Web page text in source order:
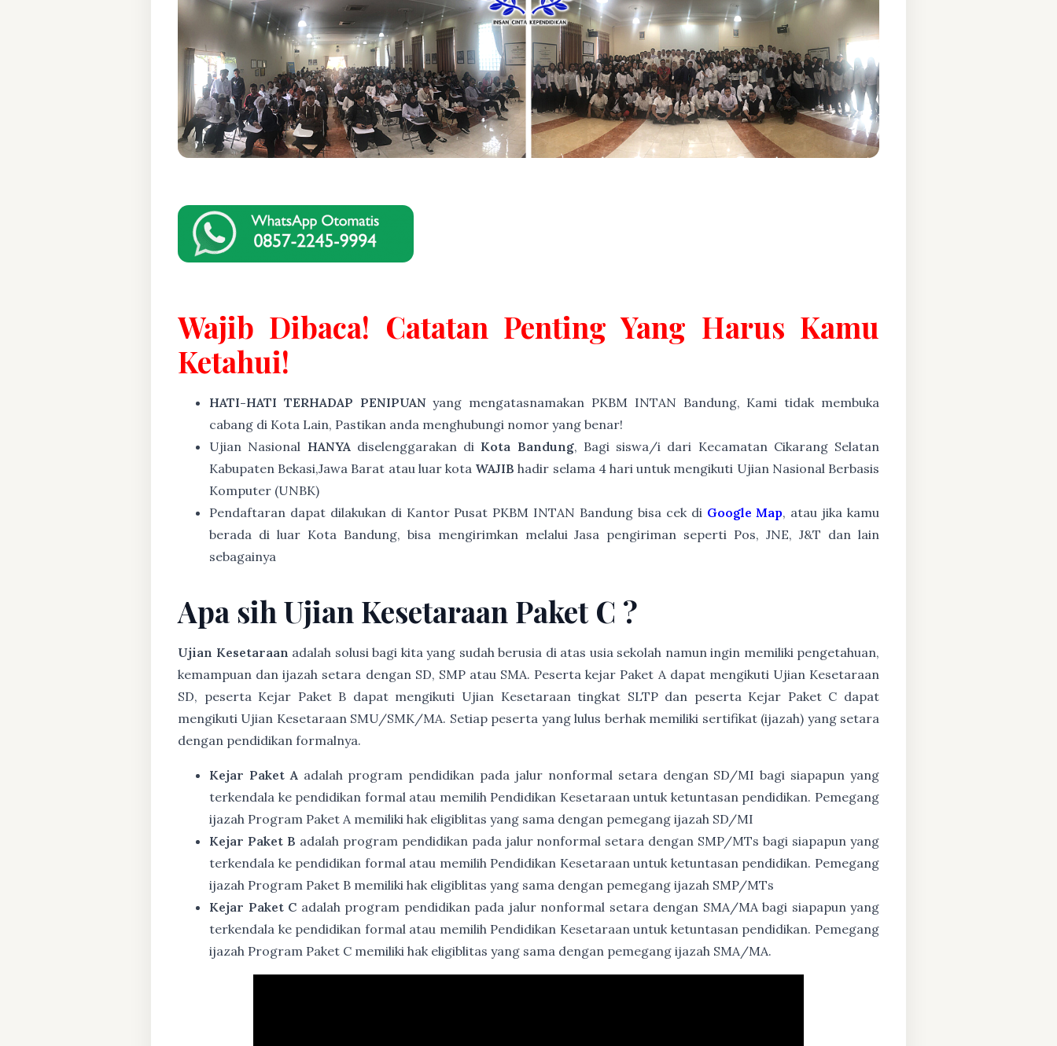
Wajib Dibaca! Catatan Penting Yang Harus Kamu
Ketahui!
HATI-HATI TERHADAP PENIPUANyang mengatasnamakan PKBM INTAN Bandung, Kami tidak membuka
cabang di Kota Lain, Pastikan anda menghubungi nomor yang benar!
Ujian Nasional HANYA diselenggarakan di Kota Bandung, Bagi siswa/i dari Kecamatan Cikarang Selatan
Kabupaten Bekasi,Jawa Barat atau luar kota WAJIB hadir selama 4 hari untuk mengikuti Ujian Nasional Berbasis
Komputer (UNBK)
Pendaftaran dapat dilakukan di Kantor Pusat PKBM INTAN Bandung bisa cek di Google Map, atau jika kamu
berada di luar Kota Bandung, bisa mengirimkan melalui Jasa pengiriman seperti Pos, JNE, J&T dan lain
sebagainya
Apa sih Ujian Kesetaraan Paket C ?
Ujian Kesetaraan adalah solusi bagi kita yang sudah berusia di atas usia sekolah namun ingin memiliki pengetahuan,
kemampuan dan ijazah setara dengan SD, SMP atau SMA. Peserta kejar Paket A dapat mengikuti Ujian Kesetaraan
SD, peserta Kejar Paket B dapat mengikuti Ujian Kesetaraan tingkat SLTP dan peserta Kejar Paket C dapat
mengikuti Ujian Kesetaraan SMU/SMK/MA. Setiap peserta yang lulus berhak memiliki sertifikat (ijazah) yang setara
dengan pendidikan formalnya.
Kejar Paket A adalah program pendidikan pada jalur nonformal setara dengan SD/MI bagi siapapun yang
terkendala ke pendidikan formal atau memilih Pendidikan Kesetaraan untuk ketuntasan pendidikan. Pemegang
ijazah Program Paket A memiliki hak eligiblitas yang sama dengan pemegang ijazah SD/MI
Kejar Paket B adalah program pendidikan pada jalur nonformal setara dengan SMP/MTs bagi siapapun yang
terkendala ke pendidikan formal atau memilih Pendidikan Kesetaraan untuk ketuntasan pendidikan. Pemegang
ijazah Program Paket B memiliki hak eligiblitas yang sama dengan pemegang ijazah SMP/MTs
Kejar Paket C adalah program pendidikan pada jalur nonformal setara dengan SMA/MA bagi siapapun yang
terkendala ke pendidikan formal atau memilih Pendidikan Kesetaraan untuk ketuntasan pendidikan. Pemegang
ijazah Program Paket C memiliki hak eligiblitas yang sama dengan pemegang ijazah SMA/MA.